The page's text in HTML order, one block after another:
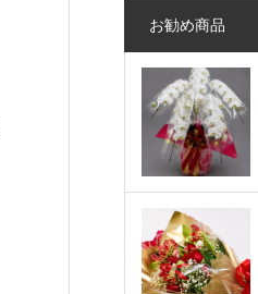
お勧め商品